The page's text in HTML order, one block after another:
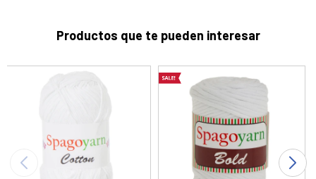
Productos que te pueden interesar